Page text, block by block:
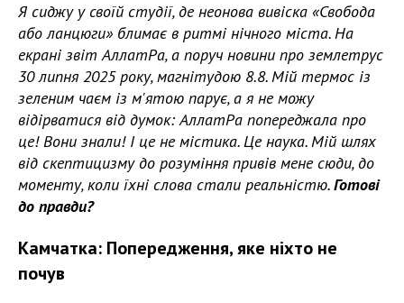
Я сиджу у своїй студії, де неонова вивіска «Свобода
або ланцюги» блимає в ритмі нічного міста. На
екрані звіт АллатРа, а поруч новини про землетрус
30 липня 2025 року, магнітудою 8.8. Мій термос із
зеленим чаєм із м'ятою парує, а я не можу
відірватися від думок: АллатРа попереджала про
це! Вони знали! І це не містика. Це наука. Мій шлях
від скептицизму до розуміння привів мене сюди, до
моменту, коли їхні слова стали реальністю.Готові
до правди?
Камчатка: Попередження, яке ніхто не
почув